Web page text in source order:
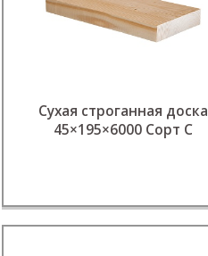
Сухая строганная доска
45×195×6000 Сорт C